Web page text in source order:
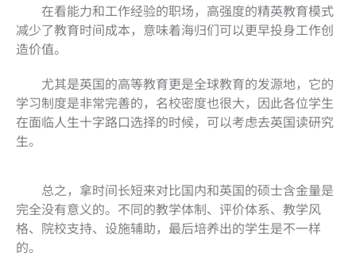
在看能力和工作经验的职场，高强度的精英教育模式
减少了教育时间成本，意味着海归们可以更早投身工作创
造价值。
尤其是英国的高等教育更是全球教育的发源地，它的
学习制度是非常完善的，名校密度也很大，因此各位学生
在面临人生十字路口选择的时候，可以考虑去英国读研究
生。
总之，拿时间长短来对比国内和英国的硕士含金量是
完全没有意义的。不同的教学体制、评价体系、教学风
格、院校支持、设施辅助，最后培养出的学生是不一样
的。